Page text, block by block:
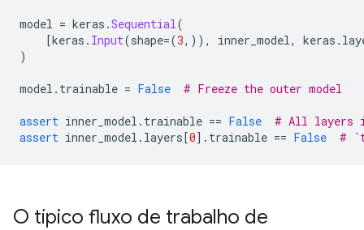
model = keras .Sequential(
[keras . Input(shape=(3,)), inner_model, keras .
)
model . trainable = False # Freeze the outer model
assert inner_model . trainable == False
# All layers
assert inner_model . layers[0]. trainable == False #
O típico fluxo de trabalho de